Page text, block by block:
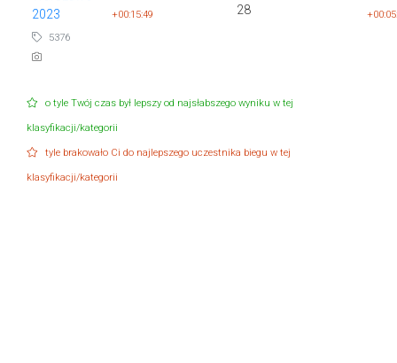
2023
5376
+00:15:49
28
o tyle Twój czas był lepszy od najsłabszego wyniku w tej
klasyfikacji/kategorii
tyle brakowało Ci do najlepszego uczestnika biegu w tej
klasyfikacji/kategorii